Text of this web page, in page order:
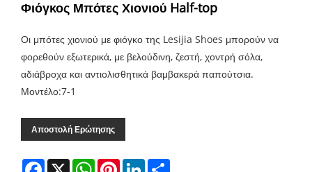
Φιόγκος Μπότες Χιονιού Half-top
Οι μπότες χιονιού με φιόγκο της Lesijia Shoes μπορούν να
φορεθούν εξωτερικά, με βελούδινη, ζεστή, χοντρή σόλα,
αδιάβροχα και αντιολισθητικά βαμβακερά παπούτσια.
Μοντέλο:7-1
Αποστολή Ερώτησης
Facebook
X WhatsAppPinterestLinkedIn